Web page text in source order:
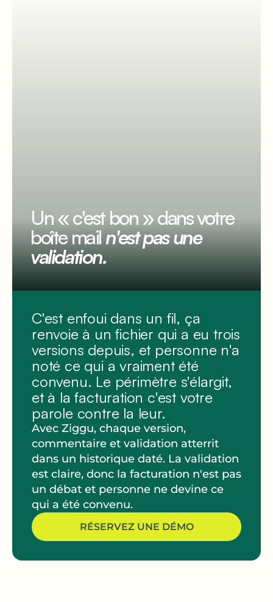
Un « c'est bon » dans votre
boîte mailn'est pas une
validation.
C'est enfoui dans un fil, ça
renvoie à un fichier qui a eu trois
versions depuis, et personne n'a
noté ce qui a vraiment été
convenu. Le périmètre s'élargit,
et à la facturation c'est votre
parole contre la leur.
Avec Ziggu, chaque version,
commentaire et validation atterrit
dans un historique daté. La validation
est claire, donc la facturation n'est pas
un débat et personne ne devine ce
qui a été convenu.
RÉSERVEZ UNE DÉMO